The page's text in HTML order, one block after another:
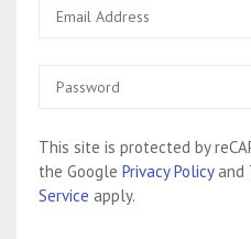
This site is protected by
the Google Privacy Policyand
Service apply.